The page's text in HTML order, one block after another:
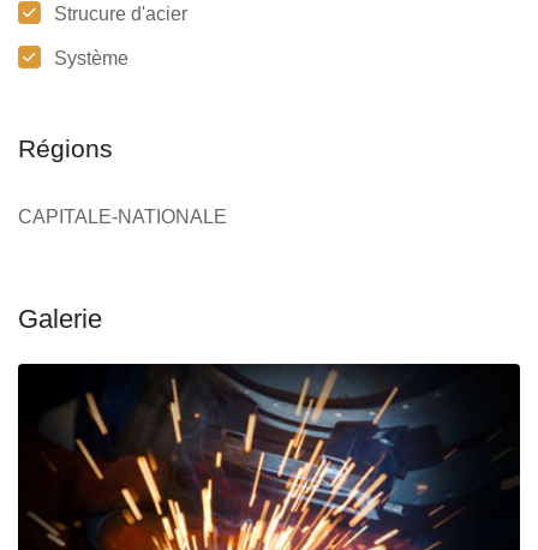
Strucure d'acier
Système
Régions
CAPITALE-NATIONALE